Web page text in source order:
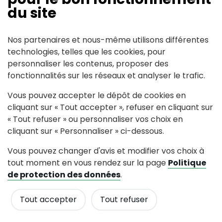
du site
Nos partenaires et nous-même utilisons différentes
technologies, telles que les cookies, pour
personnaliser les contenus, proposer des
fonctionnalités sur les réseaux et analyser le trafic.
Vous pouvez accepter le dépôt de cookies en
cliquant sur « Tout accepter », refuser en cliquant sur
« Tout refuser » ou personnaliser vos choix en
cliquant sur « Personnaliser » ci-dessous.
Vous pouvez changer d'avis et modifier vos choix à
tout moment en vous rendez sur la page Politique
de protection des données.
Tout accepter Tout refuser
Partagez avec #paysdancenis
Mairie de Le Pin
11, rue du Sapin 44540 LE PIN
Tél : 02 40 97 02 54 Contactez nous
Horaires d'accueil
Du lundi au vendredi de 9h00 à 12h00 Les mercredis
semaines paires Les samedis semaines impaires